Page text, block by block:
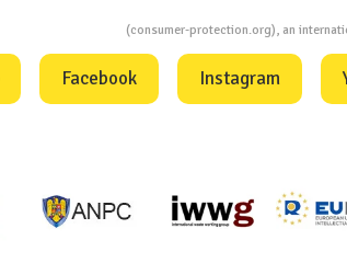
(consumer-protection.org), an
Facebook Instagram